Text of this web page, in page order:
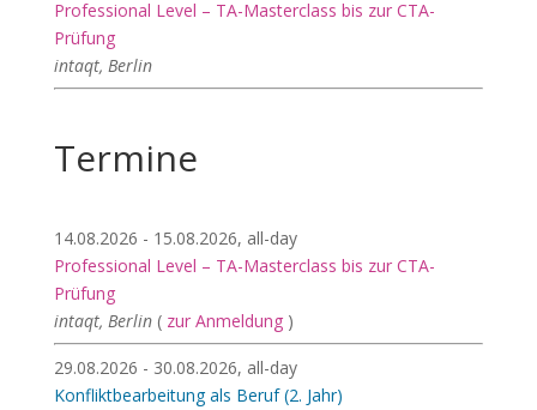
Professional Level – TA-Masterclass bis zur CTA-
Prüfung
intaqt, Berlin
Termine
14.08.2026 - 15.08.2026, all-day
Professional Level – TA-Masterclass bis zur CTA-
Prüfung
intaqt, Berlin ( zur Anmeldung)
29.08.2026 - 30.08.2026, all-day
Konfliktbearbeitung als Beruf (2. Jahr)